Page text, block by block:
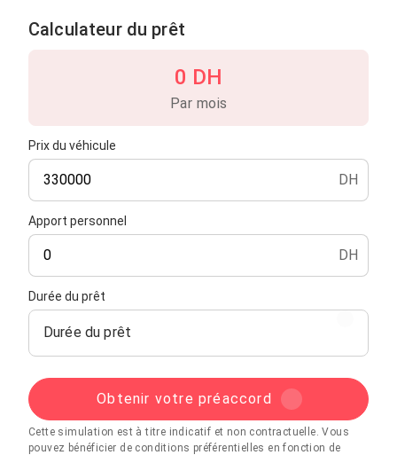
Calculateur du prêt
Prix du véhicule
DH
Apport personnel
DH
Durée du prêt
Durée du prêt
0 DH
Par mois
Obtenir votre préaccord
Cette simulation est à titre indicatif et non contractuelle. Vous
pouvez bénéficier de conditions préférentielles en fonction de